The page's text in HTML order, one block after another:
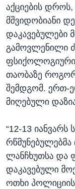
აქციების
მშვიდობიანი
დაკავებულები
გამოვლენილი
თაობაზე
შემდგომ. ერთ-
მიღებული
“12-13
ლანჩხუთსა და
დაკავებული
ოთხი